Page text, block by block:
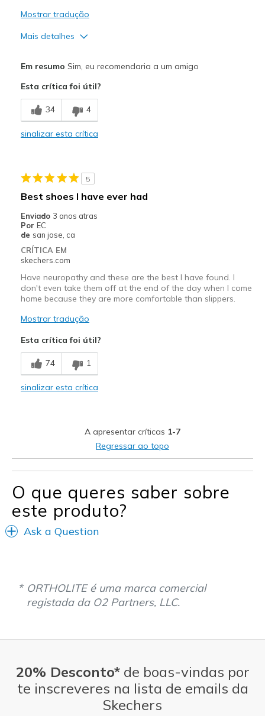
Mostrar tradução
Mais detalhes
Comfortable
Contras
Wear Out Quickly
Casual Wear
Special Occasions
Travel
Work
Width
Feels true to width
Sizing
Em resumo Sim, eu recomendaria a um amigo
Esta crítica foi útil?
34 4
sinalizar esta crítica
5
Best shoes I have ever had
Enviado 3 anos atras
Por EC
de san jose, ca
CRÍTICA EM
skechers.com
Have neuropathy and these are the best I have found. I
don't even take them off at the end of the day when I come
home because they are more comfortable than slippers.
Mostrar tradução
Esta crítica foi útil?
74 1
sinalizar esta crítica
A apresentar críticas 1-7
Regressar ao topo
O que queres saber sobre
este produto?
Ask a Question
ORTHOLITE é uma marca comercial
registada da O2 Partners, LLC.
20% Desconto*de boas-vindas por
te inscreveres na lista de emails da
Skechers